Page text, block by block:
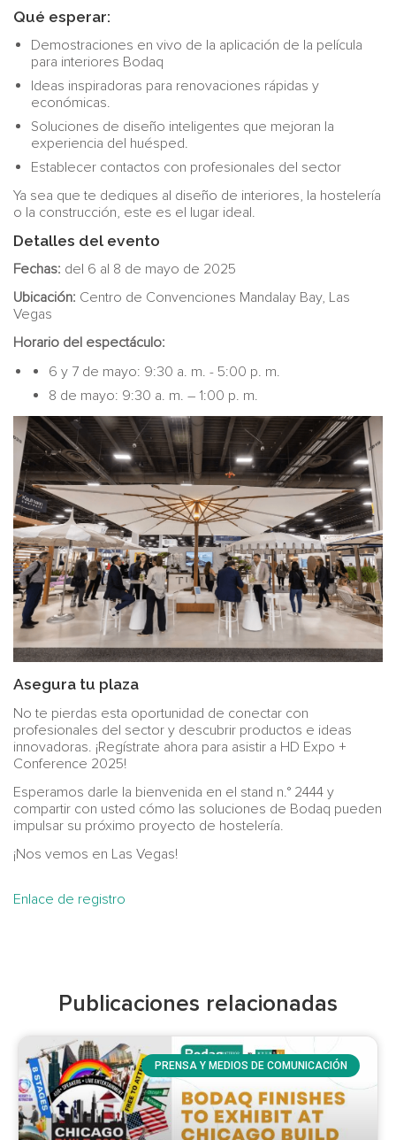
Qué esperar:
Demostraciones en vivo de la aplicación de la película
para interiores Bodaq
Ideas inspiradoras para renovaciones rápidas y
económicas.
Soluciones de diseño inteligentes que mejoran la
experiencia del huésped.
Establecer contactos con profesionales del sector
Ya sea que te dediques al diseño de interiores, la hostelería
o la construcción, este es el lugar ideal.
Detalles del evento
Fechas: del 6 al 8 de mayo de 2025
Ubicación: Centro de Convenciones Mandalay Bay, Las
Vegas
Horario del espectáculo:
6 y 7 de mayo: 9:30 a. m. - 5:00 p. m.
8 de mayo: 9:30 a. m. – 1:00 p. m.
Asegura tu plaza
No te pierdas esta oportunidad de conectar con
profesionales del sector y descubrir productos e ideas
innovadoras. ¡Regístrate ahora para asistir a HD Expo +
Conference 2025!
Esperamos darle la bienvenida en el stand n.° 2444 y
compartir con usted cómo las soluciones de Bodaq pueden
impulsar su próximo proyecto de hostelería.
¡Nos vemos en Las Vegas!
Enlace de registro
Publicaciones relacionadas
PRENSA Y MEDIOS DE COMUNICACIÓN